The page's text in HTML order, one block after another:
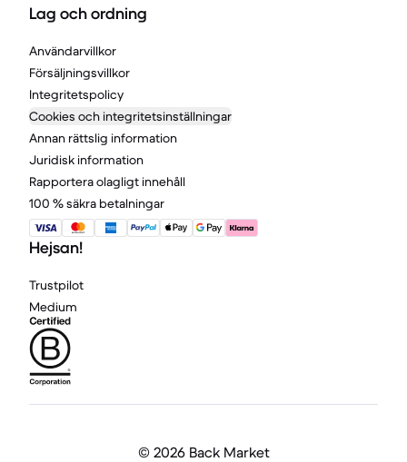
Lag och ordning
Användarvillkor
Försäljningsvillkor
Integritetspolicy
Cookies och integritetsinställningar
Annan rättslig information
Juridisk information
Rapportera olagligt innehåll
100 % säkra betalningar
Hejsan!
Trustpilot
Medium
© 2026 Back Market